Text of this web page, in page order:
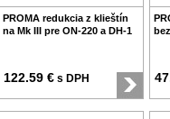
PROMA redukcia z klieštín
na Mk III pre ON-220 a DH-1
122.59 € s DPH